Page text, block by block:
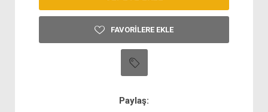
FAVORILERE EKLE
Paylaş: